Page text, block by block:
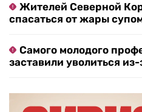
Жителей Северной
спасаться от жары
Самого молодого
заставили уволиться